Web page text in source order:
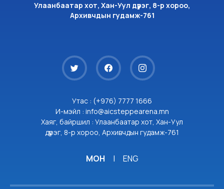
Улаанбаатар хот, Хан-Уул дүүрэг, 8-р хороо,
Архивчдын гудамж-761
Утас : (+976) 7777 1666
И-мэйл : info@aicsteppearena.mn
Хаяг, байршил : Улаанбаатар хот, Хан-Уул
дүүрэг, 8-р хороо, Архивчдын гудамж-761
МОН | ENG